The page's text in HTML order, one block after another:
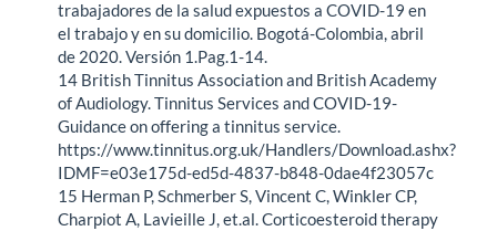
trabajadores de la salud expuestos a COVID-19 en
el trabajo y en su domicilio. Bogotá-Colombia, abril
de 2020. Versión 1.Pag.1-14.
14 British Tinnitus Association and British Academy
of Audiology. Tinnitus Services and COVID-19-
Guidance on offering a tinnitus service.
https://www.tinnitus.org.uk/Handlers/Download.ashx?
IDMF=e03e175d-ed5d-4837-b848-0dae4f23057c
15 Herman P, Schmerber S, Vincent C, Winkler CP,
Charpiot A, Lavieille J, et.al. Corticoesteroid therapy